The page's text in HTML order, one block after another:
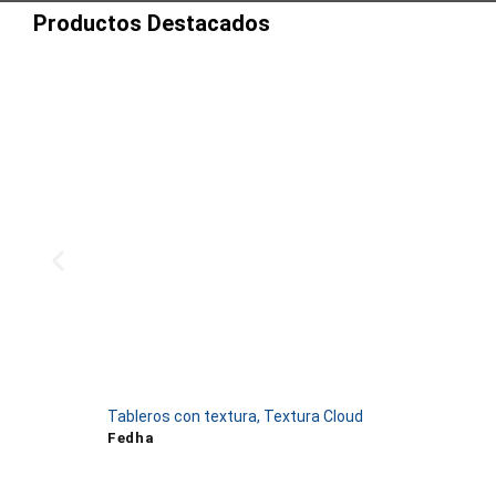
Productos Destacados
Tableros con textura, Textura Cloud
Fedha